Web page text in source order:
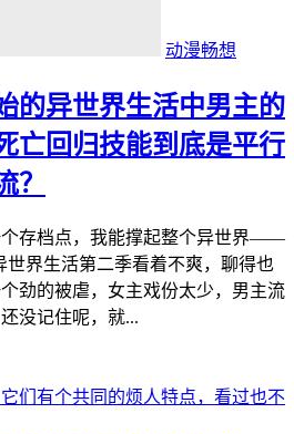
动漫畅想
的异世界生活中男主的
亡回归技能到底是平行
？
个存档点，我能撑起整个异世界——
世界生活第二季看着不爽，聊得也
劲的被虐，女主戏份太少，男主流
没记住呢，就...
们有个共同的烦人特点，看过也不